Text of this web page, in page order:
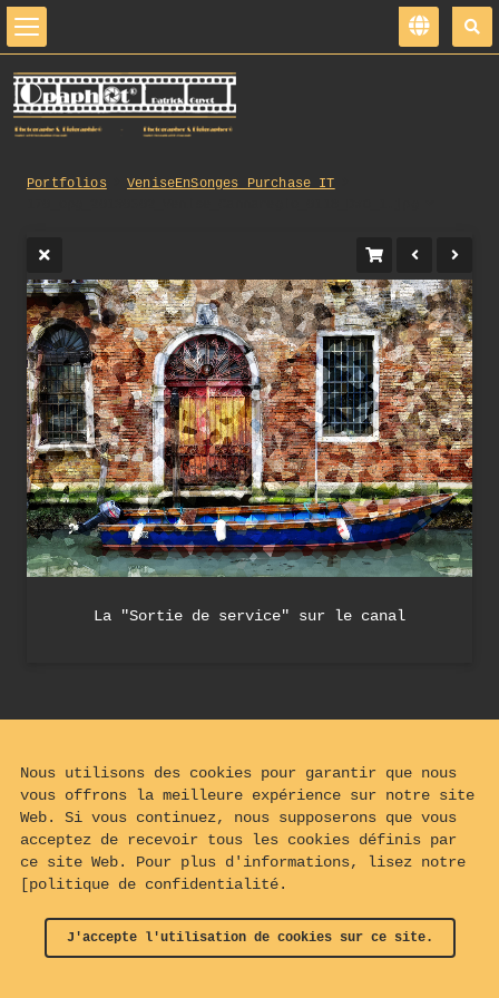
Portfolios
VeniseEnSonges_Purchase_IT
La "Sortie de service" sur le canal
Nous utilisons des cookies pour garantir que nous
vous offrons la meilleure expérience sur notre site
Web. Si vous continuez, nous supposerons que vous
acceptez de recevoir tous les cookies définis par
ce site Web. Pour plus d'informations, lisez notre
[politique de confidentialité.
J'accepte l'utilisation de cookies sur ce site.